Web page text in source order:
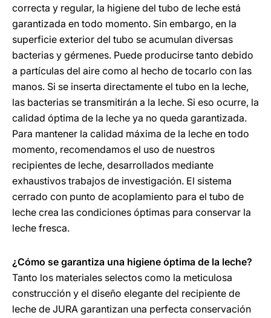
correcta y regular, la higiene del tubo de leche está
garantizada en todo momento. Sin embargo, en la
superficie exterior del tubo se acumulan diversas
bacterias y gérmenes. Puede producirse tanto debido
a partículas del aire como al hecho de tocarlo con las
manos. Si se inserta directamente el tubo en la leche,
las bacterias se transmitirán a la leche. Si eso ocurre, la
calidad óptima de la leche ya no queda garantizada.
Para mantener la calidad máxima de la leche en todo
momento, recomendamos el uso de nuestros
recipientes de leche, desarrollados mediante
exhaustivos trabajos de investigación. El sistema
cerrado con punto de acoplamiento para el tubo de
leche crea las condiciones óptimas para conservar la
leche fresca.
¿Cómo se garantiza una higiene óptima de la leche?
Tanto los materiales selectos como la meticulosa
construcción y el diseño elegante del recipiente de
leche de JURA garantizan una perfecta conservación